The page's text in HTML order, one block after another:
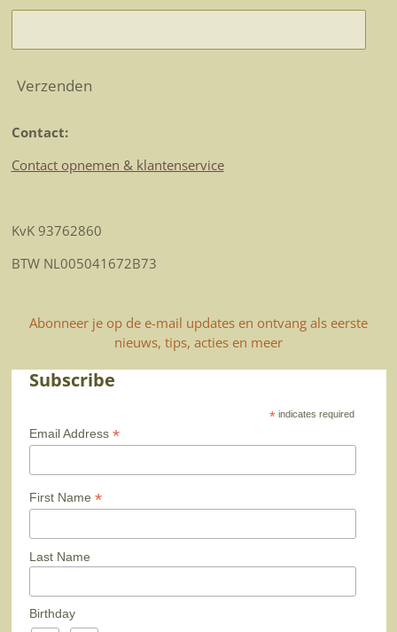
Verzenden
Contact:
Contact opnemen & klantenservice
KvK 93762860
BTW NL005041672B73
Abonneer je op de e-mail updates en ontvang als eerste
nieuws, tips, acties en meer
Subscribe
* indicates required
Email Address *
First Name *
Last Name
Birthday